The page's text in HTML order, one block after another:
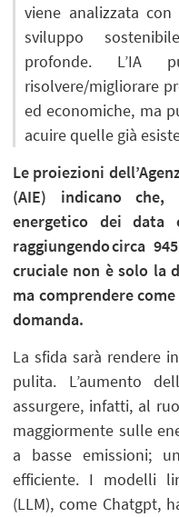
viene analizzata
sviluppo
profonde. L’IA
risolvere/migliorare
ed economiche, ma
acuire quelle già
Le proiezioni
(AIE) indicano
energetico dei data
raggiungendo circa
cruciale non è solo la
ma comprendere
domanda.
La sfida sarà rendere
pulita. L’aumento
assurgere, infatti, al
maggiormente sulle
a basse emissioni;
efficiente. I modelli
(LLM), come Chatgpt,